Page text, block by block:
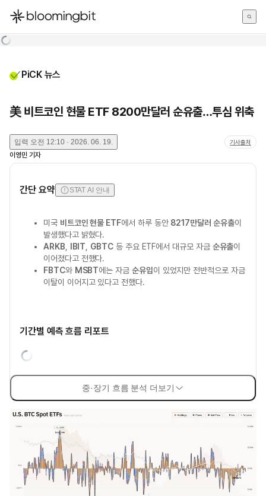
한국어
PiCK 뉴스
美 비트코인 현물 ETF 8200만달러 순유출…투심 위축
입력 오전 12:10 · 2026. 06. 19. 기사출처
이영민 기자
간단 요약 STAT AI 안내
미국 비트코인 현물 ETF에서 하루 동안 8217만달러 순유출이
발생했다고 밝혔다.
ARKB
IBIT GBTC등 주요 ETF에서 대규모 자금 순유출이
이어졌다고 전했다.
FBTC와 MSBT에는 자금 순유입이 있었지만 전반적으로 자금
이탈이 이어지고 있다고 전했다.
기간별 예측 흐름 리포트
중·장기 흐름 분석 더보기